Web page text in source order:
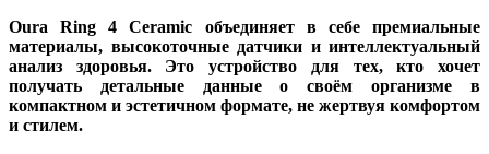
Oura Ring 4 Ceramic объединяет в себе премиальные
материалы, высокоточные датчики и интеллектуальный
анализ здоровья. Это устройство для тех, кто хочет
получать детальные данные о своём организме в
компактном и эстетичном формате, не жертвуя комфортом
и стилем.